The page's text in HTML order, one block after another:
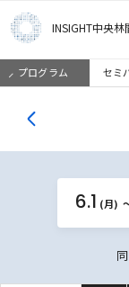
INSIGHT中央林
プログラム セミ
6.1 (月)